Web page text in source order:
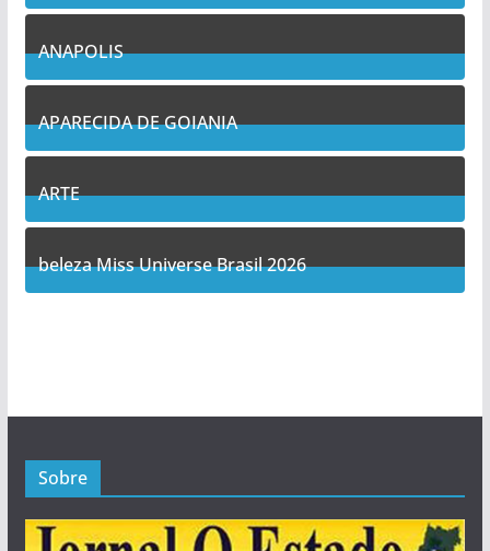
7Posts
ANAPOLIS
11Posts
APARECIDA DE GOIANIA
14Posts
ARTE
5Posts
beleza Miss Universe Brasil 2026
Sobre